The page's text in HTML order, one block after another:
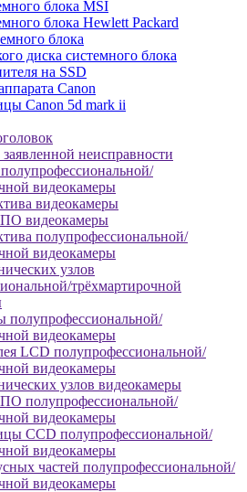
блока MSI
блока Hewlett Packard
блока
диска системного блока
на SSD
Canon
Canon 5d mark ii
неисправности
видеокамеры
видеокамеры
видеокамеры
полупрофессиональной/
видеокамеры
узлов
трёхмартирочной
полупрофессиональной/
видеокамеры
LCD полупрофессиональной/
видеокамеры
узлов видеокамеры
полупрофессиональной/
видеокамеры
CCD полупрофессиональной/
видеокамеры
частей полупрофессиональной/
видеокамеры